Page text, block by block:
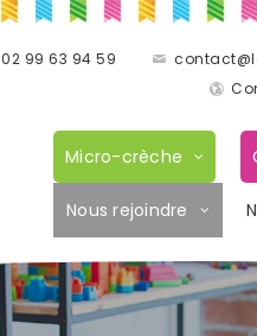
02 99 63 94 59
Micro-crèche
Nous rejoindre